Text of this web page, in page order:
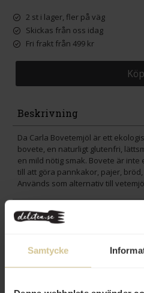
Samtycke
2 st i lager, fler på väg
Skickas från oss idag
Fri frakt från 499 kr
Köp
Beskrivning
Da Carla Bovetemjöl är ett
bovete, en naturligt glutenfri,
en mild nötig smak. Bovete är
till att göra pannkakor, pajer,
Används som alternativ till
Innehåll
Produktfakta